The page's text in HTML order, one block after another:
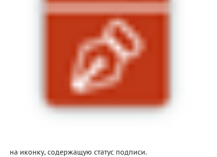
на иконку, содержащую статус подписи.